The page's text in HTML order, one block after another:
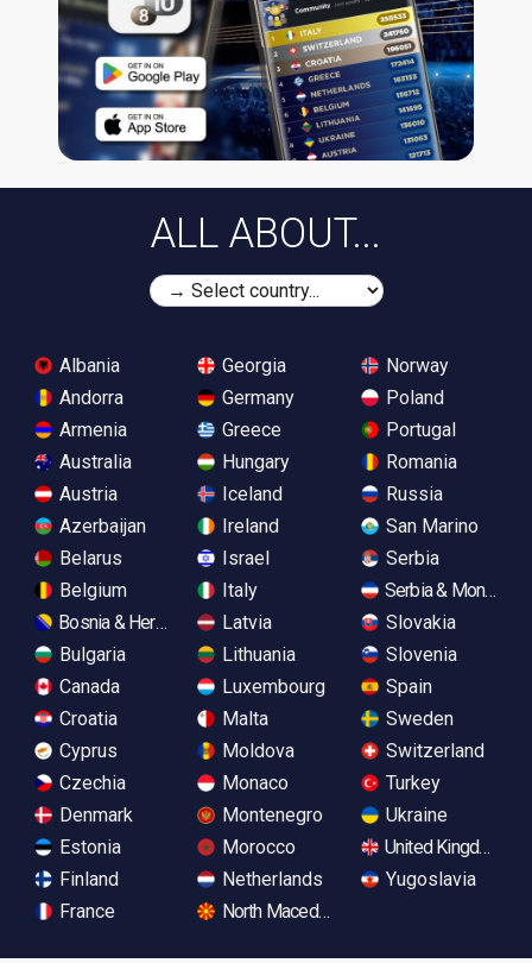
ALL ABOUT...
Albania
Andorra
Armenia
Australia
Austria
Azerbaijan
Belarus
Belgium
Bosnia & Herzegovina
Bulgaria
Canada
Croatia
Cyprus
Czechia
Denmark
Estonia
Finland
France
Georgia
Germany
Greece
Hungary
Iceland
Ireland
Israel
Italy
Latvia
Lithuania
Luxembourg
Malta
Moldova
Monaco
Montenegro
Morocco
Netherlands
North Macedonia
Norway
Poland
Portugal
Romania
Russia
San Marino
Serbia
Serbia &
Slovakia
Slovenia
Spain
Sweden
Switzerland
Turkey
Ukraine
United Kingdom
Yugoslavia